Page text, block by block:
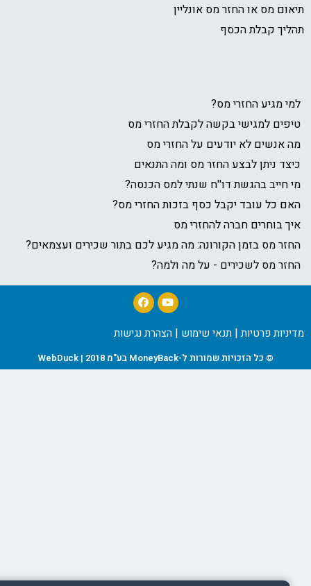
מס או החזר מס אונליין
קבלת הכסף
מגיע החזרי מס?
למגישי בקשה לקבלת החזרי מס
אנשים לא יודעים על החזרי מס
ניתן לבצע החזר מס ומה התנאים
חייב בהגשת דו''ח שנתי למס הכנסה?
כל עובד יקבל כסף בזכות החזרי מס?
בוחרים חברה להחזרי מס
מס בזמן הקורונה: מה מגיע לכם בתור שכירים ועצמאים?
מס לשכירים - על מה ולמה?
פרטיות|תנאי שימוש|הצהרת נגישות
© כל הזכויות שמורות ל-MoneyBack בע"מ 2018 | WebDuck